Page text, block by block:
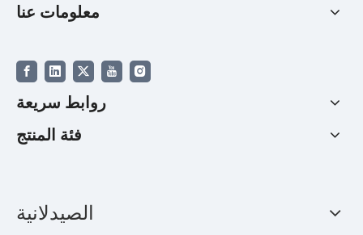
معلومات عنا
روابط سريعة
فئة المنتج
الصيدلانية